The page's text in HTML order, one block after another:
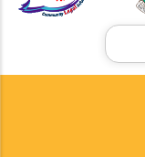
Search